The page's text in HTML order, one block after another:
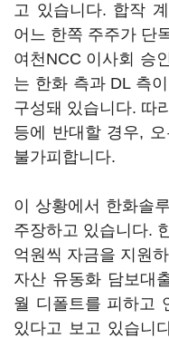
고 있습니다. 합작
어느 한쪽 주주가 단
여천NCC 이사회 승
는 한화 측과 DL 측
구성돼 있습니다. 따
등에 반대할 경우,
불가피합니다.
이 상황에서 한화솔
주장하고 있습니다.
억원씩 자금을 지원
자산 유동화 담보대
월 디폴트를 피하고
있다고 보고 있습니